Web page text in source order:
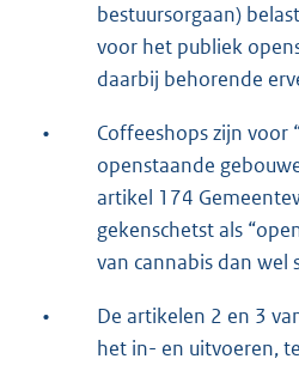
bestuursorgaan)
voor het publiek
daarbij behorende
•
Coffeeshops zijn voor
openstaande
artikel 174
gekenschetst als
van cannabis dan wel
•
De artikelen 2 en 3
het in- en uitvoeren,